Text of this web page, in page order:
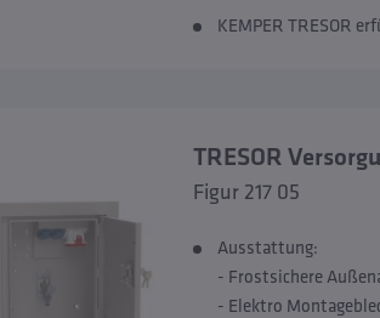
KEMPER TRESOR
TRESOR
Figur 217 05
Ausstattung:
- Frostsichere
- Elektro